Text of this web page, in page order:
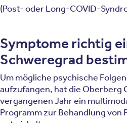
(Post- oder Long-COVID-
Symptome richtig
Schweregrad
Um mögliche psychische
aufzufangen, hat die Oberberg
vergangenen Jahr ein
Programm zur Behandlung von